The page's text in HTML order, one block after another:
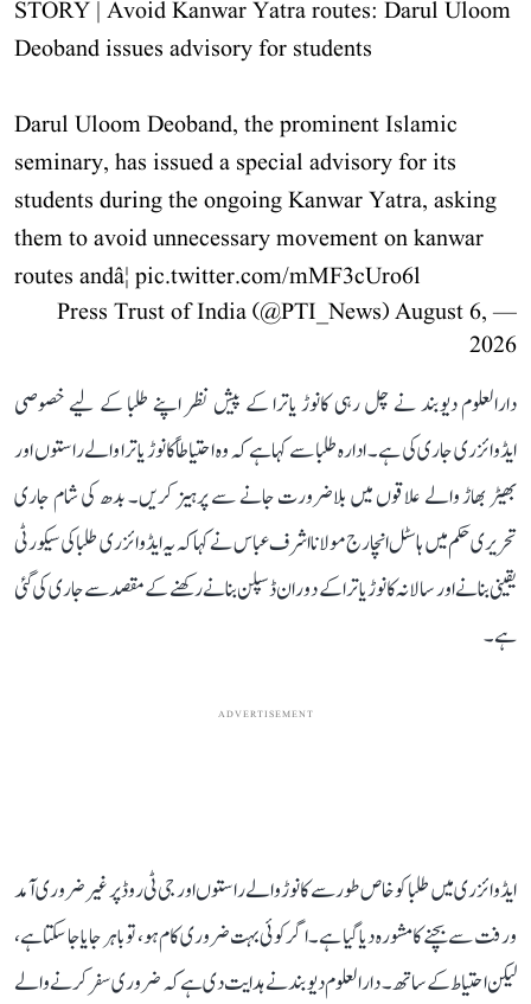
STORY | Avoid Kanwar Yatra routes: Darul Uloom
Deoband issues advisory for students
Darul Uloom Deoband, the prominent Islamic
seminary, has issued a special advisory for its
students during the ongoing Kanwar Yatra, asking
them to avoid unnecessary movement on kanwar
routes andâ¦ pic.twitter.com/mMF3cUro6l
— Press Trust of India (@PTI_News)
August 6,
2026
دارالعلوم دیوبند نے چل رہی کانوڑ یاترا کے پیش نظر اپنے طلبا کے لیے خصوصی
ایڈوائزری جاری کی ہے۔ ادارہ طلبا سے کہا ہے کہ وہ احتیاطاً کانوڑ یاترا والے راستوں اور
بھیڑ بھاڑ والے علاقوں میں بلاضرورت جانے سے پرہیز کریں۔ بدھ کی شام جاری
تحریری حکم میں ہاسٹل انچارج مولانا اشرف عباس نے کہا کہ یہ ایڈوائزری طلبا کی سیکورٹی
یقینی بنانے اور سالانہ کانوڑ یاترا کے دوران ڈسپلن بنانے رکھنے کے مقصد سے جاری کی گئی
ہے۔
ADVERTISEMENT
ایڈوائزری میں طلبا کو خاص طور سے کانوڑ والے راستوں اور جی ٹی روڈ پر غیر ضروری آمد
و رفت سے بچنے کا مشورہ دیا گیا ہے۔ اگر کوئی بہت ضروری کام ہو، تو باہر جایا جا سکتا ہے،
لیکن احتیاط کے ساتھ۔ دارالعلوم دیوبند نے ہدایت دی ہے کہ ضروری سفر کرنے والے